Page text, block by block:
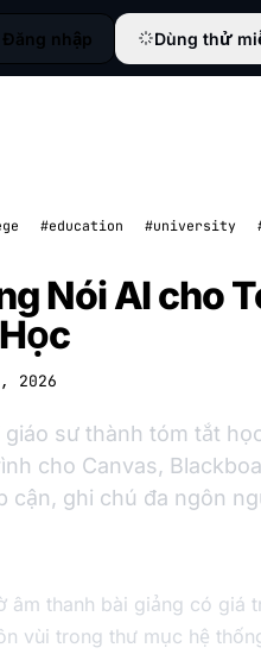
Đăng nhập Dùng thử
#education #university
Nói AI cho
2026
sư thành tóm tắt
cho Canvas,
cận, ghi chú đa ngôn
âm thanh bài giảng có giá
vùi trong thư mục hệ